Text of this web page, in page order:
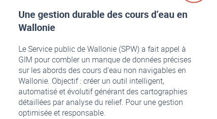
Une gestion durable des cours d’eau en
Wallonie
Le Service public de Wallonie (SPW) a fait appel à
GIM pour combler un manque de données précises
sur les abords des cours d’eau non navigables en
Wallonie. Objectif : créer un outil intelligent,
automatisé et évolutif générant des cartographies
détaillées par analyse du relief. Pour une gestion
optimisée et responsable.